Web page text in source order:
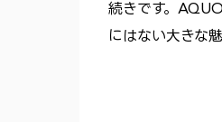
続きです。
にはない大きな魅